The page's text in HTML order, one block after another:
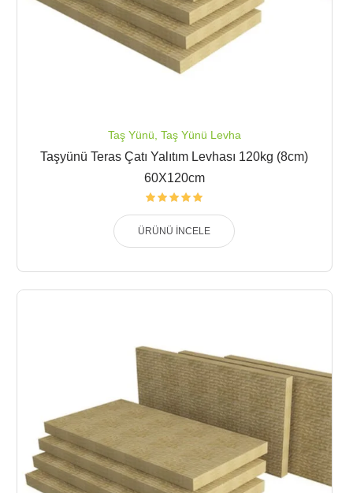
Taş Yünü Taş Yünü Levha
Taşyünü Teras Çatı Yalıtım Levhası 120kg (8cm)
60X120cm
ÜRÜNÜ İNCELE